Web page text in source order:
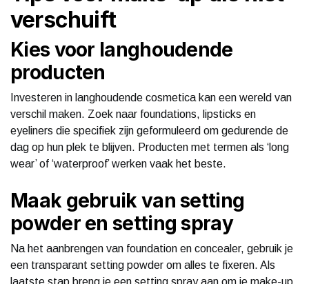
verschuift
Kies voor langhoudende
producten
Investeren in langhoudende cosmetica kan een wereld van
verschil maken. Zoek naar foundations, lipsticks en
eyeliners die specifiek zijn geformuleerd om gedurende de
dag op hun plek te blijven. Producten met termen als ‘long
wear’ of ‘waterproof’ werken vaak het beste.
Maak gebruik van setting
powder en setting spray
Na het aanbrengen van foundation en concealer, gebruik je
een transparant setting powder om alles te fixeren. Als
laatste stap breng je een setting spray aan om je make-up